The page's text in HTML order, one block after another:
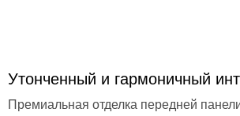
Утонченный и гармоничный
Премиальная отделка передней